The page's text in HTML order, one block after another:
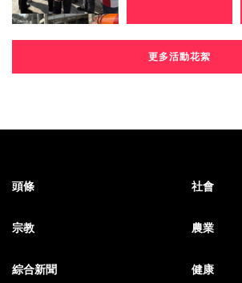
更多活動花絮
頭條 社會
宗教 農業
綜合新聞 健康